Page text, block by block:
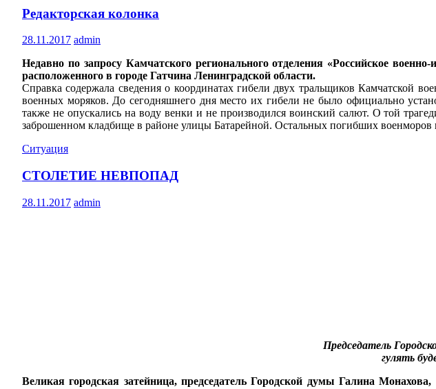
Редакторская колонка
28.11.2017 admin
Недавно по запросу Камчатского регионального отделения «Российское
расположенного в городе Гатчина Ленинградской области.
Справка содержала сведения о координатах гибели двух тральщиков Камчатской
военных моряков. До сегодняшнего дня место их гибели не было официально
также не опускались на воду венки и не производился воинский салют. О той
заброшенном кладбище в районе улицы Батарейной. Остальных погибших военморов
Ситуация
СТОЛЕТИЕ НЕВПОПАД
28.11.2017 admin
Председатель
гулять
Великая городская затейница, председатель Городской думы Галина